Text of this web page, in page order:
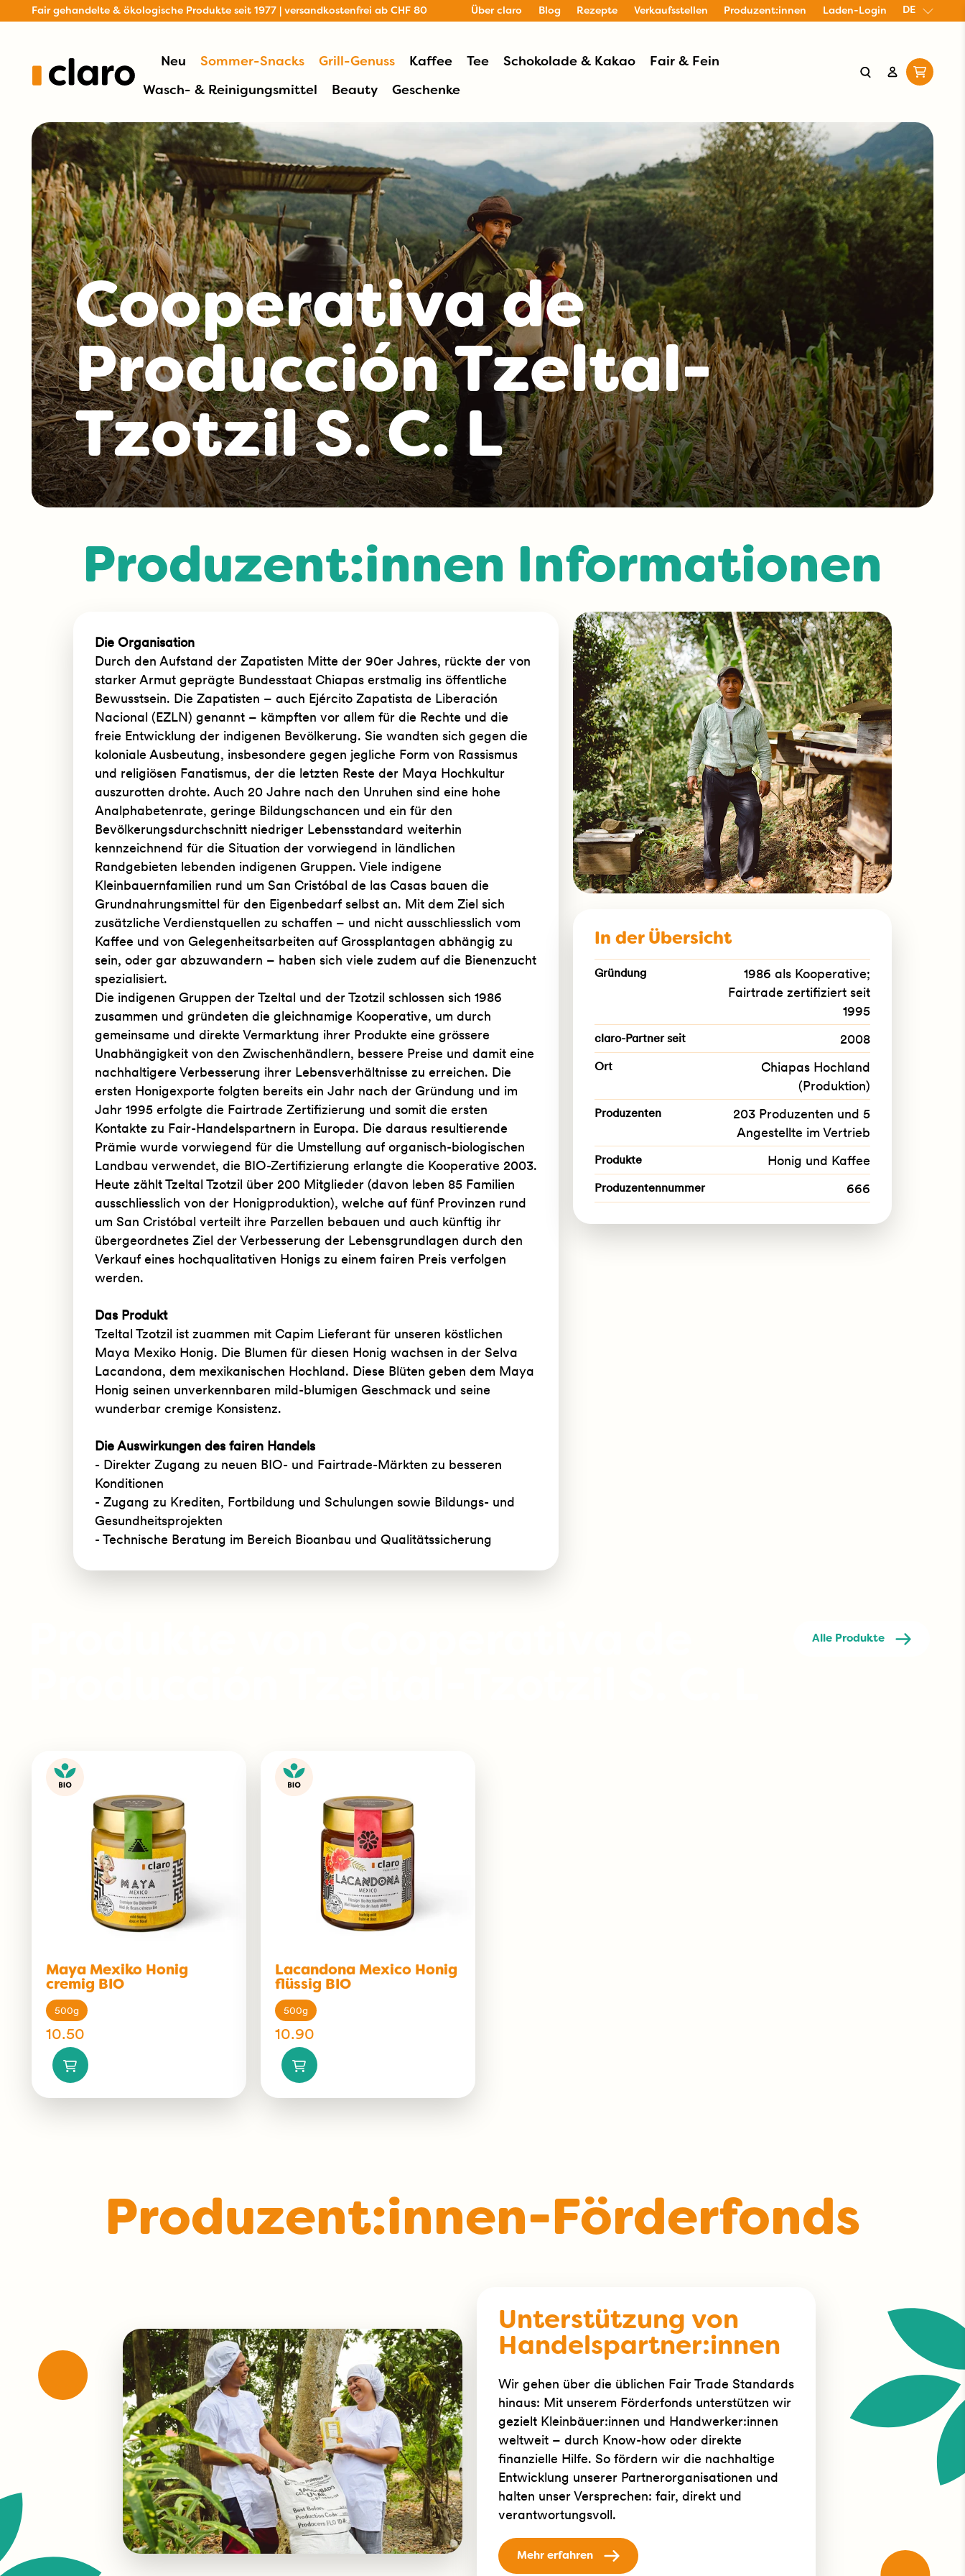
Fair gehandelte & ökologische Produkte seit 1977 | versandkostenfrei ab CHF 80 Über claro Blog Rezepte Verkaufsstellen Produzent:innen Laden-Login DE
Neu Sommer-Snacks Grill-Genuss Kaffee Tee Schokolade & Kakao Fair & Fein
Wasch- & Reinigungsmittel Beauty Geschenke
Cooperativa de
Producción Tzeltal-
Tzotzil S. C. L
Produzent:innen Informationen
Die Organisation
Durch den Aufstand der Zapatisten Mitte der 90er Jahres, rückte der von
starker Armut geprägte Bundesstaat Chiapas erstmalig ins öffentliche
Bewusstsein. Die Zapatisten – auch Ejército Zapatista de Liberación
Nacional (EZLN) genannt – kämpften vor allem für die Rechte und die
freie Entwicklung der indigenen Bevölkerung. Sie wandten sich gegen die
koloniale Ausbeutung, insbesondere gegen jegliche Form von Rassismus
und religiösen Fanatismus, der die letzten Reste der Maya Hochkultur
auszurotten drohte. Auch 20 Jahre nach den Unruhen sind eine hohe
Analphabetenrate, geringe Bildungschancen und ein für den
Bevölkerungsdurchschnitt niedriger Lebensstandard weiterhin
kennzeichnend für die Situation der vorwiegend in ländlichen
Randgebieten lebenden indigenen Gruppen. Viele indigene
Kleinbauernfamilien rund um San Cristóbal de las Casas bauen die
Grundnahrungsmittel für den Eigenbedarf selbst an. Mit dem Ziel sich
zusätzliche Verdienstquellen zu schaffen – und nicht ausschliesslich vom
Kaffee und von Gelegenheitsarbeiten auf Grossplantagen abhängig zu
sein, oder gar abzuwandern – haben sich viele zudem auf die Bienenzucht
spezialisiert.
Die indigenen Gruppen der Tzeltal und der Tzotzil schlossen sich 1986
zusammen und gründeten die gleichnamige Kooperative, um durch
gemeinsame und direkte Vermarktung ihrer Produkte eine grössere
Unabhängigkeit von den Zwischenhändlern, bessere Preise und damit eine
nachhaltigere Verbesserung ihrer Lebensverhältnisse zu erreichen. Die
ersten Honigexporte folgten bereits ein Jahr nach der Gründung und im
Jahr 1995 erfolgte die Fairtrade Zertifizierung und somit die ersten
Kontakte zu Fair-Handelspartnern in Europa. Die daraus resultierende
Prämie wurde vorwiegend für die Umstellung auf organisch-biologischen
Landbau verwendet, die BIO-Zertifizierung erlangte die Kooperative 2003.
Heute zählt Tzeltal Tzotzil über 200 Mitglieder (davon leben 85 Familien
ausschliesslich von der Honigproduktion), welche auf fünf Provinzen rund
um San Cristóbal verteilt ihre Parzellen bebauen und auch künftig ihr
übergeordnetes Ziel der Verbesserung der Lebensgrundlagen durch den
Verkauf eines hochqualitativen Honigs zu einem fairen Preis verfolgen
werden.
Das Produkt
Tzeltal Tzotzil ist zuammen mit Capim Lieferant für unseren köstlichen
Maya Mexiko Honig. Die Blumen für diesen Honig wachsen in der Selva
Lacandona, dem mexikanischen Hochland. Diese Blüten geben dem Maya
Honig seinen unverkennbaren mild-blumigen Geschmack und seine
wunderbar cremige Konsistenz.
Die Auswirkungen des fairen Handels
- Direkter Zugang zu neuen BIO- und Fairtrade-Märkten zu besseren
Konditionen
- Zugang zu Krediten, Fortbildung und Schulungen sowie Bildungs- und
Gesundheitsprojekten
- Technische Beratung im Bereich Bioanbau und Qualitätssicherung
In der Übersicht
Gründung
1986 als Kooperative;
Fairtrade zertifiziert seit
1995
claro-Partner seit 2008
Ort
Chiapas Hochland
(Produktion)
Produzenten
203 Produzenten und 5
Angestellte im Vertrieb
Produkte Honig und Kaffee
Produzentennummer 666
Alle Produkte
Maya Mexiko Honig
cremig BIO
500g
10.50
Lacandona Mexico Honig
flüssig BIO
500g
10.90
Produzent:innen-Förderfonds
Unterstützung von
Handelspartner:innen
Wir gehen über die üblichen Fair Trade Standards
hinaus: Mit unserem Förderfonds unterstützen wir
gezielt Kleinbäuer:innen und Handwerker:innen
weltweit – durch Know-how oder direkte
finanzielle Hilfe. So fördern wir die nachhaltige
Entwicklung unserer Partnerorganisationen und
halten unser Versprechen: fair, direkt und
verantwortungsvoll.
Mehr erfahren